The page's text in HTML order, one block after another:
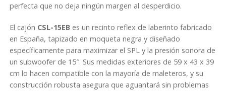
perfecta que no deja ningún margen al desperdicio.
El cajón CSL-15EB es un recinto reflex de laberinto fabricado
en España, tapizado en moqueta negra y diseñado
específicamente para maximizar el SPL y la presión sonora de
un subwoofer de 15″. Sus medidas exteriores de 59 x 43 x 39
cm lo hacen compatible con la mayoría de maleteros, y su
construcción robusta asegura que aguantará sin problemas